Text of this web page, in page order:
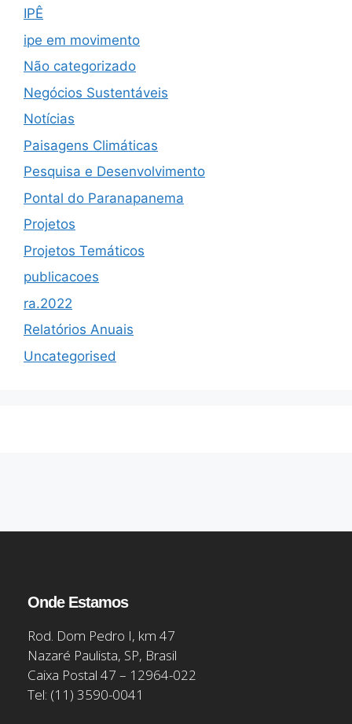
IPÊ
ipe em movimento
Não categorizado
Negócios Sustentáveis
Notícias
Paisagens Climáticas
Pesquisa e Desenvolvimento
Pontal do Paranapanema
Projetos
Projetos Temáticos
publicacoes
ra.2022
Relatórios Anuais
Uncategorised
Onde Estamos
Rod. Dom Pedro I, km 47
Nazaré Paulista, SP, Brasil
Caixa Postal 47 – 12964-022
Tel: (11) 3590-0041